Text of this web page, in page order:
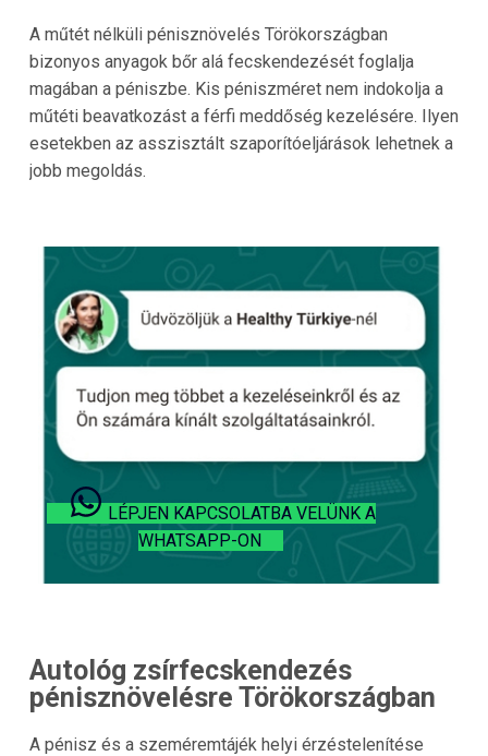
A műtét nélküli pénisznövelés Törökországban
bizonyos anyagok bőr alá fecskendezését foglalja
magában a péniszbe. Kis péniszméret nem indokolja a
műtéti beavatkozást a férfi meddőség kezelésére. Ilyen
esetekben az asszisztált szaporítóeljárások lehetnek a
jobb megoldás.
LÉPJEN KAPCSOLATBA VELÜNK A
WHATSAPP-ON
Autológ zsírfecskendezés
pénisznövelésre Törökországban
A pénisz és a szeméremtájék helyi érzéstelenítése